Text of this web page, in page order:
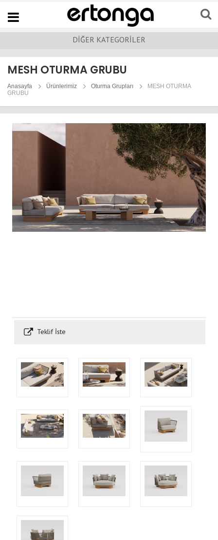
Navigation
DİĞER KATEGORİLER
MESH OTURMA GRUBU
Anasayfa Ürünlerimiz Oturma Grupları
MESH OTURMA
GRUBU
Teklif İste